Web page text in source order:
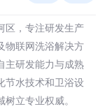
区，专注研发生产
物联网洗浴解决方
主研发能力与成熟
节水技术和卫浴设
立专业权威。